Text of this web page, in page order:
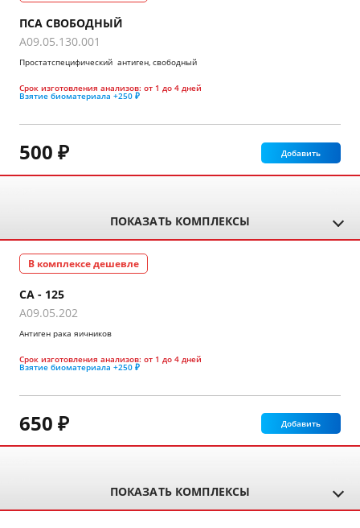
ПСА СВОБОДНЫЙ
A09.05.130.001
Простатспецифический антиген, свободный
Срок изготовления анализов: от 1 до 4 дней
Взятие биоматериала +250 ₽
500 ₽ Добавить
ПОКАЗАТЬ КОМПЛЕКСЫ
В комплексе дешевле
СА - 125
A09.05.202
Антиген рака яичников
Срок изготовления анализов: от 1 до 4 дней
Взятие биоматериала +250 ₽
650 ₽ Добавить
ПОКАЗАТЬ КОМПЛЕКСЫ